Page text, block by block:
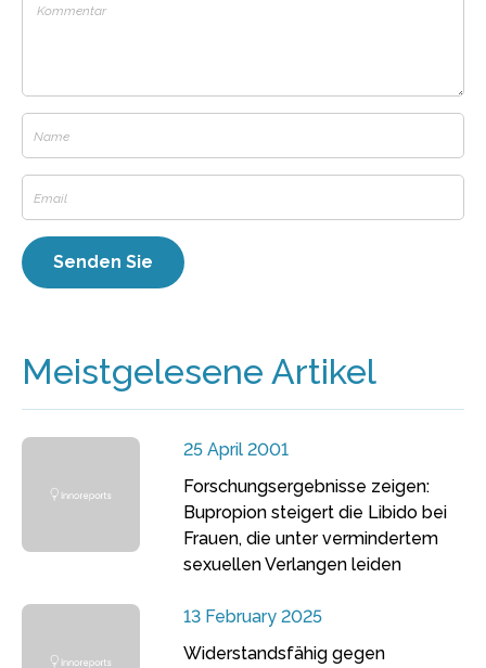
Meistgelesene Artikel
25 April 2001
Forschungsergebnisse zeigen:
Bupropion steigert die Libido bei
Frauen, die unter vermindertem
sexuellen Verlangen leiden
13 February 2025
Widerstandsfähig gegen